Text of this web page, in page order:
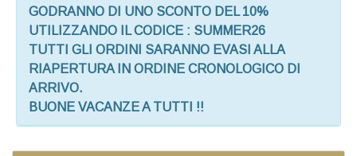
GODRANNO DI UNO SCONTO DEL 10%
UTILIZZANDO IL CODICE : SUMMER26
TUTTI GLI ORDINI SARANNO EVASI ALLA
RIAPERTURA IN ORDINE CRONOLOGICO DI
ARRIVO.
BUONE VACANZE A TUTTI !!